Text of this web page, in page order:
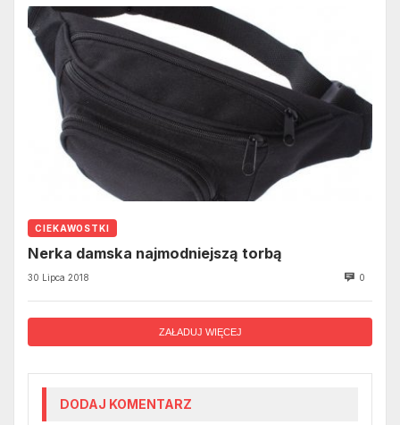
CIEKAWOSTKI
Nerka damska najmodniejszą torbą
30 Lipca 2018 0
ZAŁADUJ WIĘCEJ
DODAJ KOMENTARZ